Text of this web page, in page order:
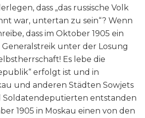
dass „das russische Volk
war, untertan zu sein“? Wenn
dass im Oktober 1905 ein
Generalstreik unter der Losung
Es lebe die
erfolgt ist und in
und anderen Städten Sowjets
Soldatendeputierten entstanden
1905 in Moskau einen von den